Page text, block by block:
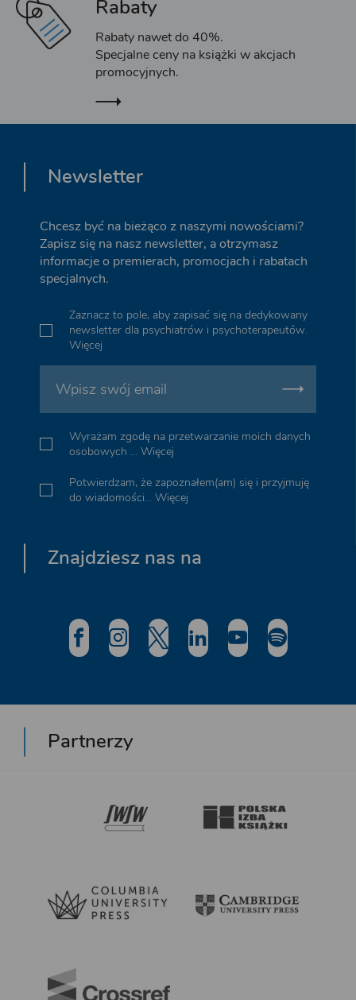
Rabaty
Rabaty nawet do 40%.
Specjalne ceny na książki w akcjach
promocyjnych.
Newsletter
Chcesz być na bieżąco z naszymi nowościami?
Zapisz się na nasz newsletter, a otrzymasz
informacje o premierach, promocjach i rabatach
specjalnych.
Zaznacz to pole, aby zapisać się na dedykowany
newsletter dla psychiatrów i psychoterapeutów.
Więcej
Wyrażam zgodę na przetwarzanie moich danych
osobowych ... Więcej
Potwierdzam, że zapoznałem(am) się i przyjmuję
do wiadomości... Więcej
Znajdziesz nas na
Partnerzy